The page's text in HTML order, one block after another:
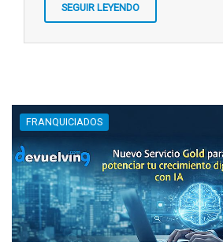
SEGUIR LEYENDO
FRANQUICIADOS